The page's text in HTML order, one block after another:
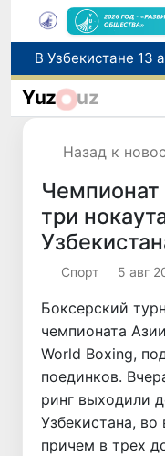
Yuz uz
Назад к
Чемпионат
три
Спорт 5 авг
Боксерский
чемпионата
World Boxing,
поединков.
ринг выходили
Узбекистана,
причем в трех